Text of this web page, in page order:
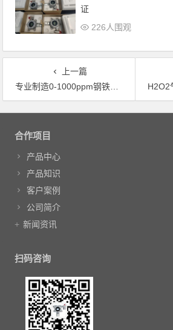
证
226人围观
上一篇
专业制造0-1000ppm钢铁行业专用CO气体检测仪
H2O2气体0-
文章导航
合作项目
产品中心
产品知识
客户案例
公司简介
新闻资讯
扫码咨询